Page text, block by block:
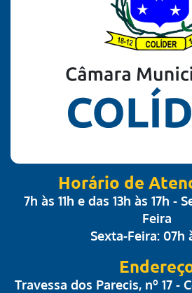
Horário de
7h às 11h e das 13h às 17h -
Feira
Sexta-Feira: 07h
Travessa dos Parecis, nº 17 -